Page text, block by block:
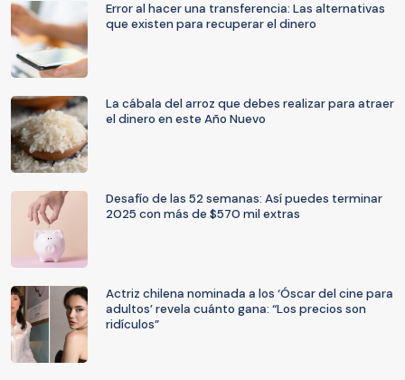
Error al hacer una transferencia: Las alternativas
que existen para recuperar el dinero
La cábala del arroz que debes realizar para atraer
el dinero en este Año Nuevo
Desafío de las 52 semanas: Así puedes terminar
2025 con más de $570 mil extras
Actriz chilena nominada a los ‘Óscar del cine para
adultos’ revela cuánto gana: “Los precios son
ridículos”